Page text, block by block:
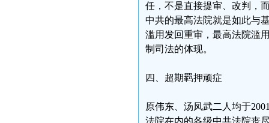
任，不是直接提审、改判，
中共的最高法院就是如此与
滥用发回重审，最高法院滥
制司法的体现。
四、超期羁押顽症
原伟东、汤凤武二人均于
法院在内的各级中共法院丧